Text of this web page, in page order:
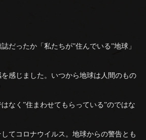
だったか「私たちが”住んでいる”地球」
感じました。いつから地球は人間のもの
なく”住まわせてもらっている”のではな
てコロナウイルス。地球からの警告とも